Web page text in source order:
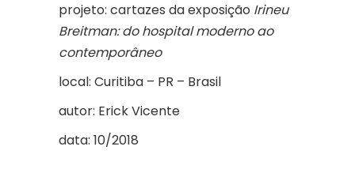
projeto: cartazes da exposição Irineu
Breitman: do hospital moderno ao
contemporâneo
local: Curitiba – PR – Brasil
autor: Erick Vicente
data: 10/2018